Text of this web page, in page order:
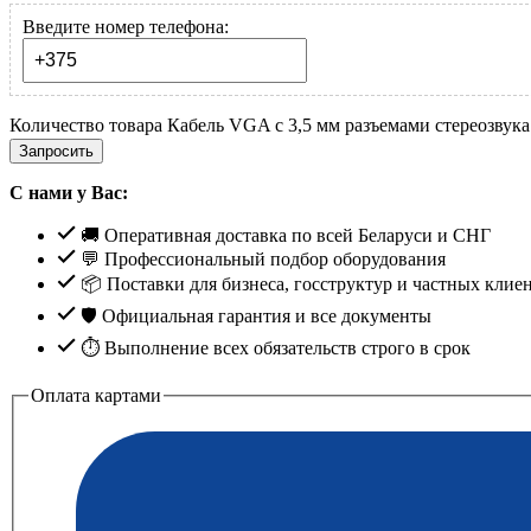
Введите номер телефона:
Количество товара Кабель VGA с 3,5 мм разъемами
Запросить
С нами у Вас:
🚚 Оперативная доставка по всей Беларуси и СНГ
💬 Профессиональный подбор оборудования
📦 Поставки для бизнеса, госструктур и частных
🛡️ Официальная гарантия и все документы
⏱ Выполнение всех обязательств строго в срок
Оплата картами